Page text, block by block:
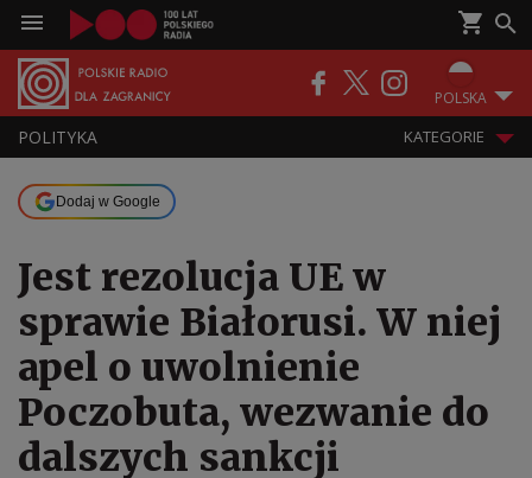
POLSKA
POLITYKA KATEGORIE
Dodaj w Google
Jest rezolucja UE w
sprawie Białorusi. W niej
apel o uwolnienie
Poczobuta, wezwanie do
dalszych sankcji